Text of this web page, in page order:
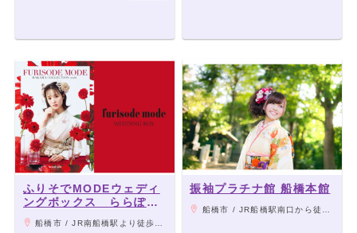
ふりそでMODEウェディ
ングボックス ららぽー
とTOKYO-BAY店(船橋)
船橋市 / JR南船橋駅より徒歩5分/船橋競馬場駅より徒歩15分
振袖プラチナ館 船橋本館
船橋市 / JR船橋駅南口から徒歩７分/京成船橋駅から徒歩６分